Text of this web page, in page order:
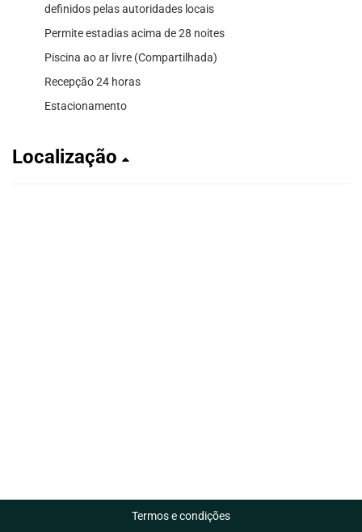
definidos pelas autoridades locais
Permite estadias acima de 28 noites
Piscina ao ar livre (Compartilhada)
Recepção 24 horas
Estacionamento
Localização
Termos e condições